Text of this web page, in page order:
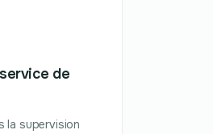
de
la supervision